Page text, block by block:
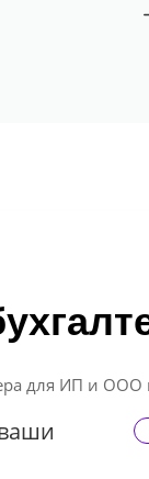
для ИП и ООО